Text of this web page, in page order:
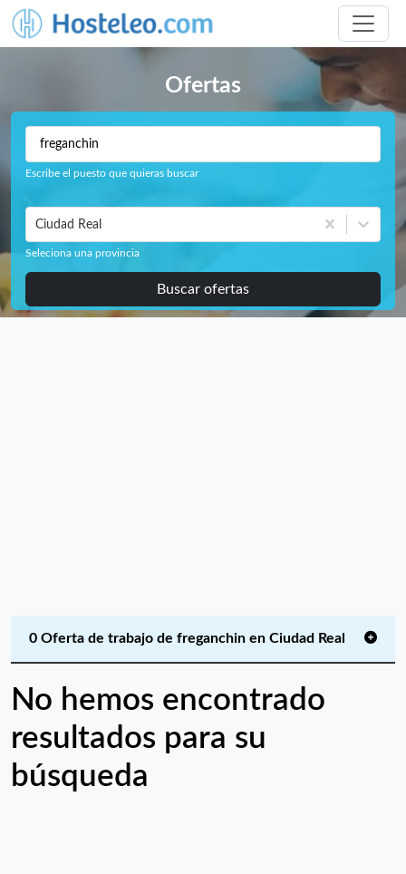
Ofertas
Escribe el puesto que quieras buscar
Ciudad Real
Seleciona una provincia
Buscar ofertas
0 Oferta de trabajo de freganchin en Ciudad Real
No hemos encontrado
resultados para su
búsqueda